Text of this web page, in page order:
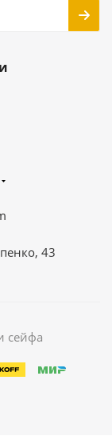
43
сейфа